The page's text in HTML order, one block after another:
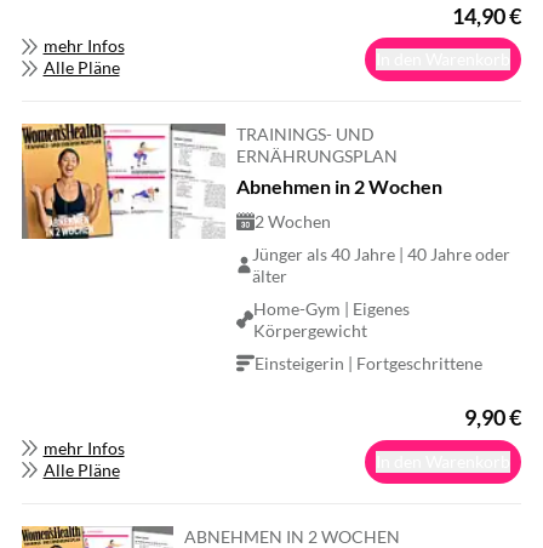
mehr Infos
Alle Pläne
14,90€
TRAININGS- UND
ERNÄHRUNGSPLAN
Abnehmen in 2 Wochen
2 Wochen
Jünger als 40 Jahre | 40 Jahre oder
älter
Home-Gym | Eigenes
Körpergewicht
Einsteigerin | Fortgeschrittene
mehr Infos
Alle Pläne
9,90€
ABNEHMEN IN 2 WOCHEN